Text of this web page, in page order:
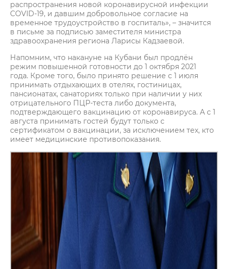
распространения новой коронавирусной инфекции
COVID-19, и давшим добровольное согласие на
временное трудоустройство в госпиталь», – значится
в письме за подписью заместителя министра
здравоохранения региона Ларисы Кадзаевой.
Напомним, что накануне на Кубани был продлён
режим повышенной готовности до 1 октября 2021
года. Кроме того, было принято решение с 1 июля
принимать отдыхающих в отелях, гостиницах,
пансионатах, санаториях только при наличии у них
отрицательного ПЦР-теста либо документа,
подтверждающего вакцинацию от коронавируса. А с 1
августа принимать гостей будут только с
сертификатом о вакцинации, за исключением тех, кто
имеет медицинские противопоказания.